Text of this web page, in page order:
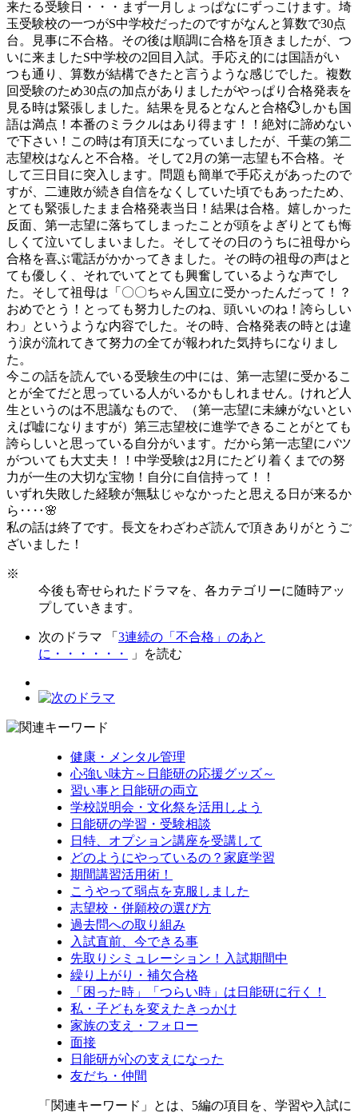
来たる受験日・・・まず一月しょっぱなにずっこけます。埼
玉受験校の一つがS中学校だったのですがなんと算数で30点
台。見事に不合格。その後は順調に合格を頂きましたが、つ
いに来ましたS中学校の2回目入試。手応え的には国語がい
つも通り、算数が結構できたと言うような感じでした。複数
回受験のため30点の加点がありましたがやっぱり合格発表を
見る時は緊張しました。結果を見るとなんと合格💮しかも国
語は満点！本番のミラクルはあり得ます！！絶対に諦めない
で下さい！この時は有頂天になっていましたが、千葉の第二
志望校はなんと不合格。そして2月の第一志望も不合格。そ
して三日目に突入します。問題も簡単で手応えがあったので
すが、二連敗が続き自信をなくしていた頃でもあったため、
とても緊張したまま合格発表当日！結果は合格。嬉しかった
反面、第一志望に落ちてしまったことが頭をよぎりとても悔
しくて泣いてしまいました。そしてその日のうちに祖母から
合格を喜ぶ電話がかかってきました。その時の祖母の声はと
ても優しく、それでいてとても興奮しているような声でし
た。そして祖母は「〇〇ちゃん国立に受かったんだって！？
おめでとう！とっても努力したのね、頭いいのね！誇らしい
わ」というような内容でした。その時、合格発表の時とは違
う涙が流れてきて努力の全てが報われた気持ちになりまし
た。
今この話を読んでいる受験生の中には、第一志望に受かるこ
とが全てだと思っている人がいるかもしれません。けれど人
生というのは不思議なもので、（第一志望に未練がないとい
えば嘘になりますが）第三志望校に進学できることがとても
誇らしいと思っている自分がいます。だから第一志望にバツ
がついても大丈夫！！中学受験は2月にたどり着くまでの努
力が一生の大切な宝物！自分に自信持って！！
いずれ失敗した経験が無駄じゃなかったと思える日が来るか
ら‥‥🌸
私の話は終了です。長文をわざわざ読んで頂きありがとうご
ざいました！
※
今後も寄せられたドラマを、各カテゴリーに随時アッ
プしていきます。
次のドラマ 「 3連続の「不合格」のあと
に・・・・・・
」を読む
健康・メンタル管理
心強い味方～日能研の応援グッズ～
習い事と日能研の両立
学校説明会・文化祭を活用しよう
日能研の学習・受験相談
日特、オプション講座を受講して
どのようにやっているの？家庭学習
期間講習活用術！
こうやって弱点を克服しました
志望校・併願校の選び方
過去問への取り組み
入試直前、今できる事
先取りシミュレーション！入試期間中
繰り上がり・補欠合格
「困った時」「つらい時」は日能研に行く！
私・子どもを変えたきっかけ
家族の支え・フォロー
面接
日能研が心の支えになった
友だち・仲間
「関連キーワード」とは、5編の項目を、学習や入試に